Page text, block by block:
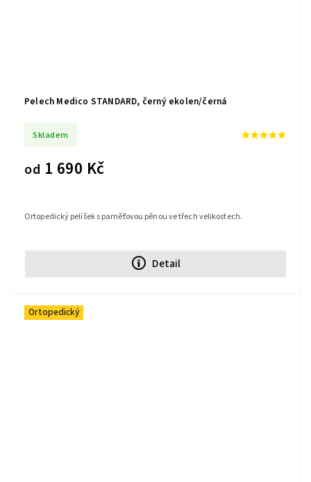
Pelech Medico STANDARD, černý ekolen/černá
Skladem
od 1 690 Kč
Detail
Ortopedický pelíšek s paměťovou pěnou ve třech velikostech.
Ortopedický